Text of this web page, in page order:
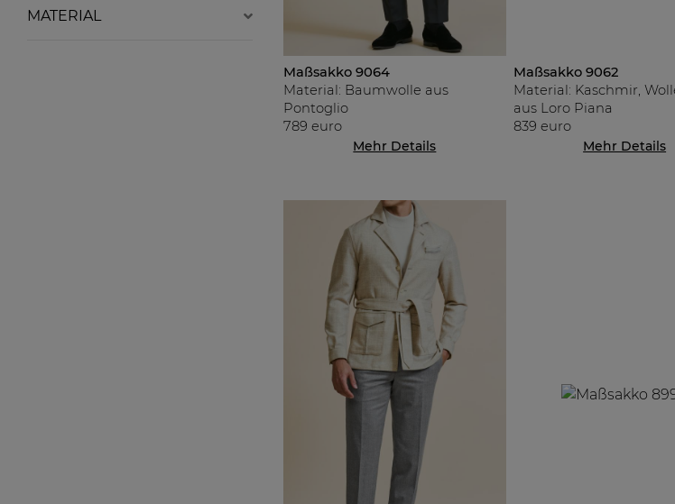
MATERIAL
Maßsakko 9064
Material: Baumwolle aus
Pontoglio
789 euro
Mehr Details
Maßsakko 9062
Material: Kaschmir,
aus Loro Piana
839 euro
Mehr Details